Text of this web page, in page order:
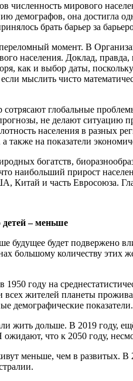
численность мирового
демографов, она достигла
брать барьер за
момент. В
населения. Доклад,
как и выбор даты,
мыслить чисто
глобальные
не делают ситуацию
населения в разных
также на показатели
богатств,
наибольший прирост
Китай и часть Евросоюза.
– меньше
будущее будет подвержено
большому количеству этих
1950 году на
всех жителей планеты
демографические показатели.
жить дольше. В 2019 году,
что к 2050 году,
меньше, чем в развитых. В